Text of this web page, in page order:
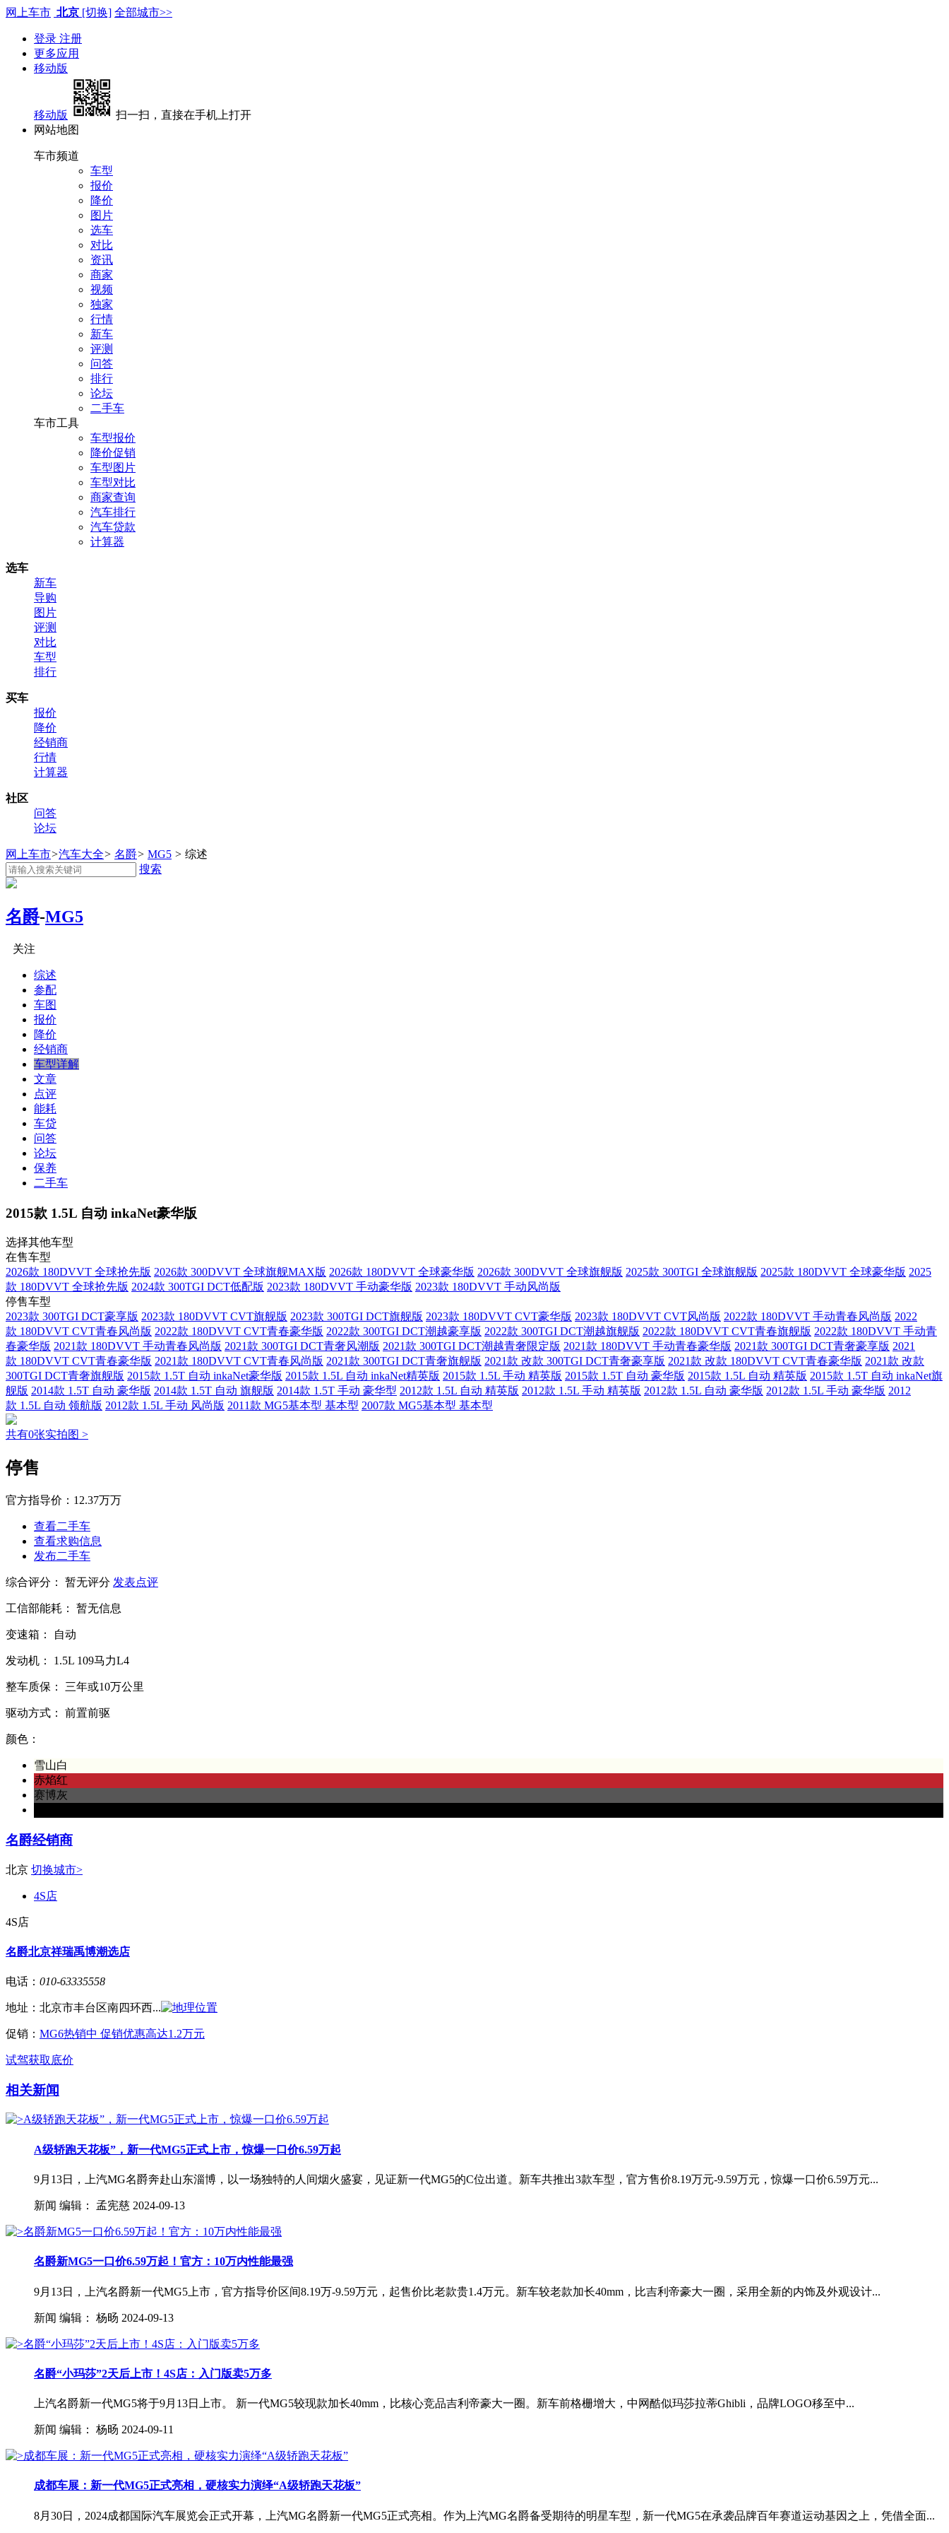
网上车市 北京 [切换] 全部城市>>
登录 注册
更多应用
移动版
移动版
扫一扫，直接在手机上打开
网站地图
车市频道
车型
报价
降价
图片
选车
对比
资讯
商家
视频
独家
行情
新车
评测
问答
排行
论坛
二手车
车市工具
车型报价
降价促销
车型图片
车型对比
商家查询
汽车排行
汽车贷款
计算器
选车
新车
导购
图片
评测
对比
车型
排行
买车
报价
降价
经销商
行情
计算器
社区
问答
论坛
网上车市>汽车大全> 名爵> MG5 > 综述
搜索
名爵-MG5
关注
综述
参配
车图
报价
降价
经销商
车型详解
文章
点评
能耗
车贷
问答
论坛
保养
二手车
2015款 1.5L 自动 inkaNet豪华版
选择其他车型
在售车型
2026款 180DVVT 全球抢先版 2026款 300DVVT 全球旗舰MAX版 2026款 180DVVT 全球豪华版 2026款 300DVVT 全球旗舰版 2025款 300TGI 全球旗舰版 2025款 180DVVT 全球豪华版 2025
款 180DVVT 全球抢先版 2024款 300TGI DCT低配版 2023款 180DVVT 手动豪华版 2023款 180DVVT 手动风尚版
停售车型
2023款 300TGI DCT豪享版 2023款 180DVVT CVT旗舰版 2023款 300TGI DCT旗舰版 2023款 180DVVT CVT豪华版 2023款 180DVVT CVT风尚版 2022款 180DVVT 手动青春风尚版 2022
款 180DVVT CVT青春风尚版 2022款 180DVVT CVT青春豪华版 2022款 300TGI DCT潮越豪享版 2022款 300TGI DCT潮越旗舰版 2022款 180DVVT CVT青春旗舰版 2022款 180DVVT 手动青
春豪华版 2021款 180DVVT 手动青春风尚版 2021款 300TGI DCT青奢风潮版 2021款 300TGI DCT潮越青奢限定版 2021款 180DVVT 手动青春豪华版 2021款 300TGI DCT青奢豪享版 2021
款 180DVVT CVT青春豪华版 2021款 180DVVT CVT青春风尚版 2021款 300TGI DCT青奢旗舰版 2021款 改款 300TGI DCT青奢豪享版 2021款 改款 180DVVT CVT青春豪华版 2021款 改款
300TGI DCT青奢旗舰版 2015款 1.5T 自动 inkaNet豪华版 2015款 1.5L 自动 inkaNet精英版 2015款 1.5L 手动 精英版 2015款 1.5T 自动 豪华版 2015款 1.5L 自动 精英版 2015款 1.5T 自动 inkaNet旗
舰版 2014款 1.5T 自动 豪华版 2014款 1.5T 自动 旗舰版 2014款 1.5T 手动 豪华型 2012款 1.5L 自动 精英版 2012款 1.5L 手动 精英版 2012款 1.5L 自动 豪华版 2012款 1.5L 手动 豪华版 2012
款 1.5L 自动 领航版 2012款 1.5L 手动 风尚版 2011款 MG5基本型 基本型 2007款 MG5基本型 基本型
共有0张实拍图 >
停售
官方指导价： 12.37万万
查看二手车
查看求购信息
发布二手车
综合评分： 暂无评分 发表点评
工信部能耗： 暂无信息
变速箱： 自动
发动机： 1.5L 109马力L4
整车质保： 三年或10万公里
驱动方式： 前置前驱
颜色：
雪山白
赤焰红
赛博灰
名爵经销商
北京 切换城市>
4S店
4S店
名爵北京祥瑞禹博潮选店
电话： 010-63335558
地址： 北京市丰台区南四环西...
促销： MG6热销中 促销优惠高达1.2万元
试驾获取底价
相关新闻
A级轿跑天花板”，新一代MG5正式上市，惊爆一口价6.59万起
9月13日，上汽MG名爵奔赴山东淄博，以一场独特的人间烟火盛宴，见证新一代MG5的C位出道。新车共推出3款车型，官方售价8.19万元-9.59万元，惊爆一口价6.59万元...
新闻 编辑： 孟宪慈 2024-09-13
名爵新MG5一口价6.59万起！官方：10万内性能最强
9月13日，上汽名爵新一代MG5上市，官方指导价区间8.19万-9.59万元，起售价比老款贵1.4万元。新车较老款加长40mm，比吉利帝豪大一圈，采用全新的内饰及外观设计...
新闻 编辑： 杨旸 2024-09-13
名爵“小玛莎”2天后上市！4S店：入门版卖5万多
上汽名爵新一代MG5将于9月13日上市。 新一代MG5较现款加长40mm，比核心竞品吉利帝豪大一圈。新车前格栅增大，中网酷似玛莎拉蒂Ghibli，品牌LOGO移至中...
新闻 编辑： 杨旸 2024-09-11
成都车展：新一代MG5正式亮相，硬核实力演绎“A级轿跑天花板”
8月30日，2024成都国际汽车展览会正式开幕，上汽MG名爵新一代MG5正式亮相。作为上汽MG名爵备受期待的明星车型，新一代MG5在承袭品牌百年赛道运动基因之上，凭借全面...